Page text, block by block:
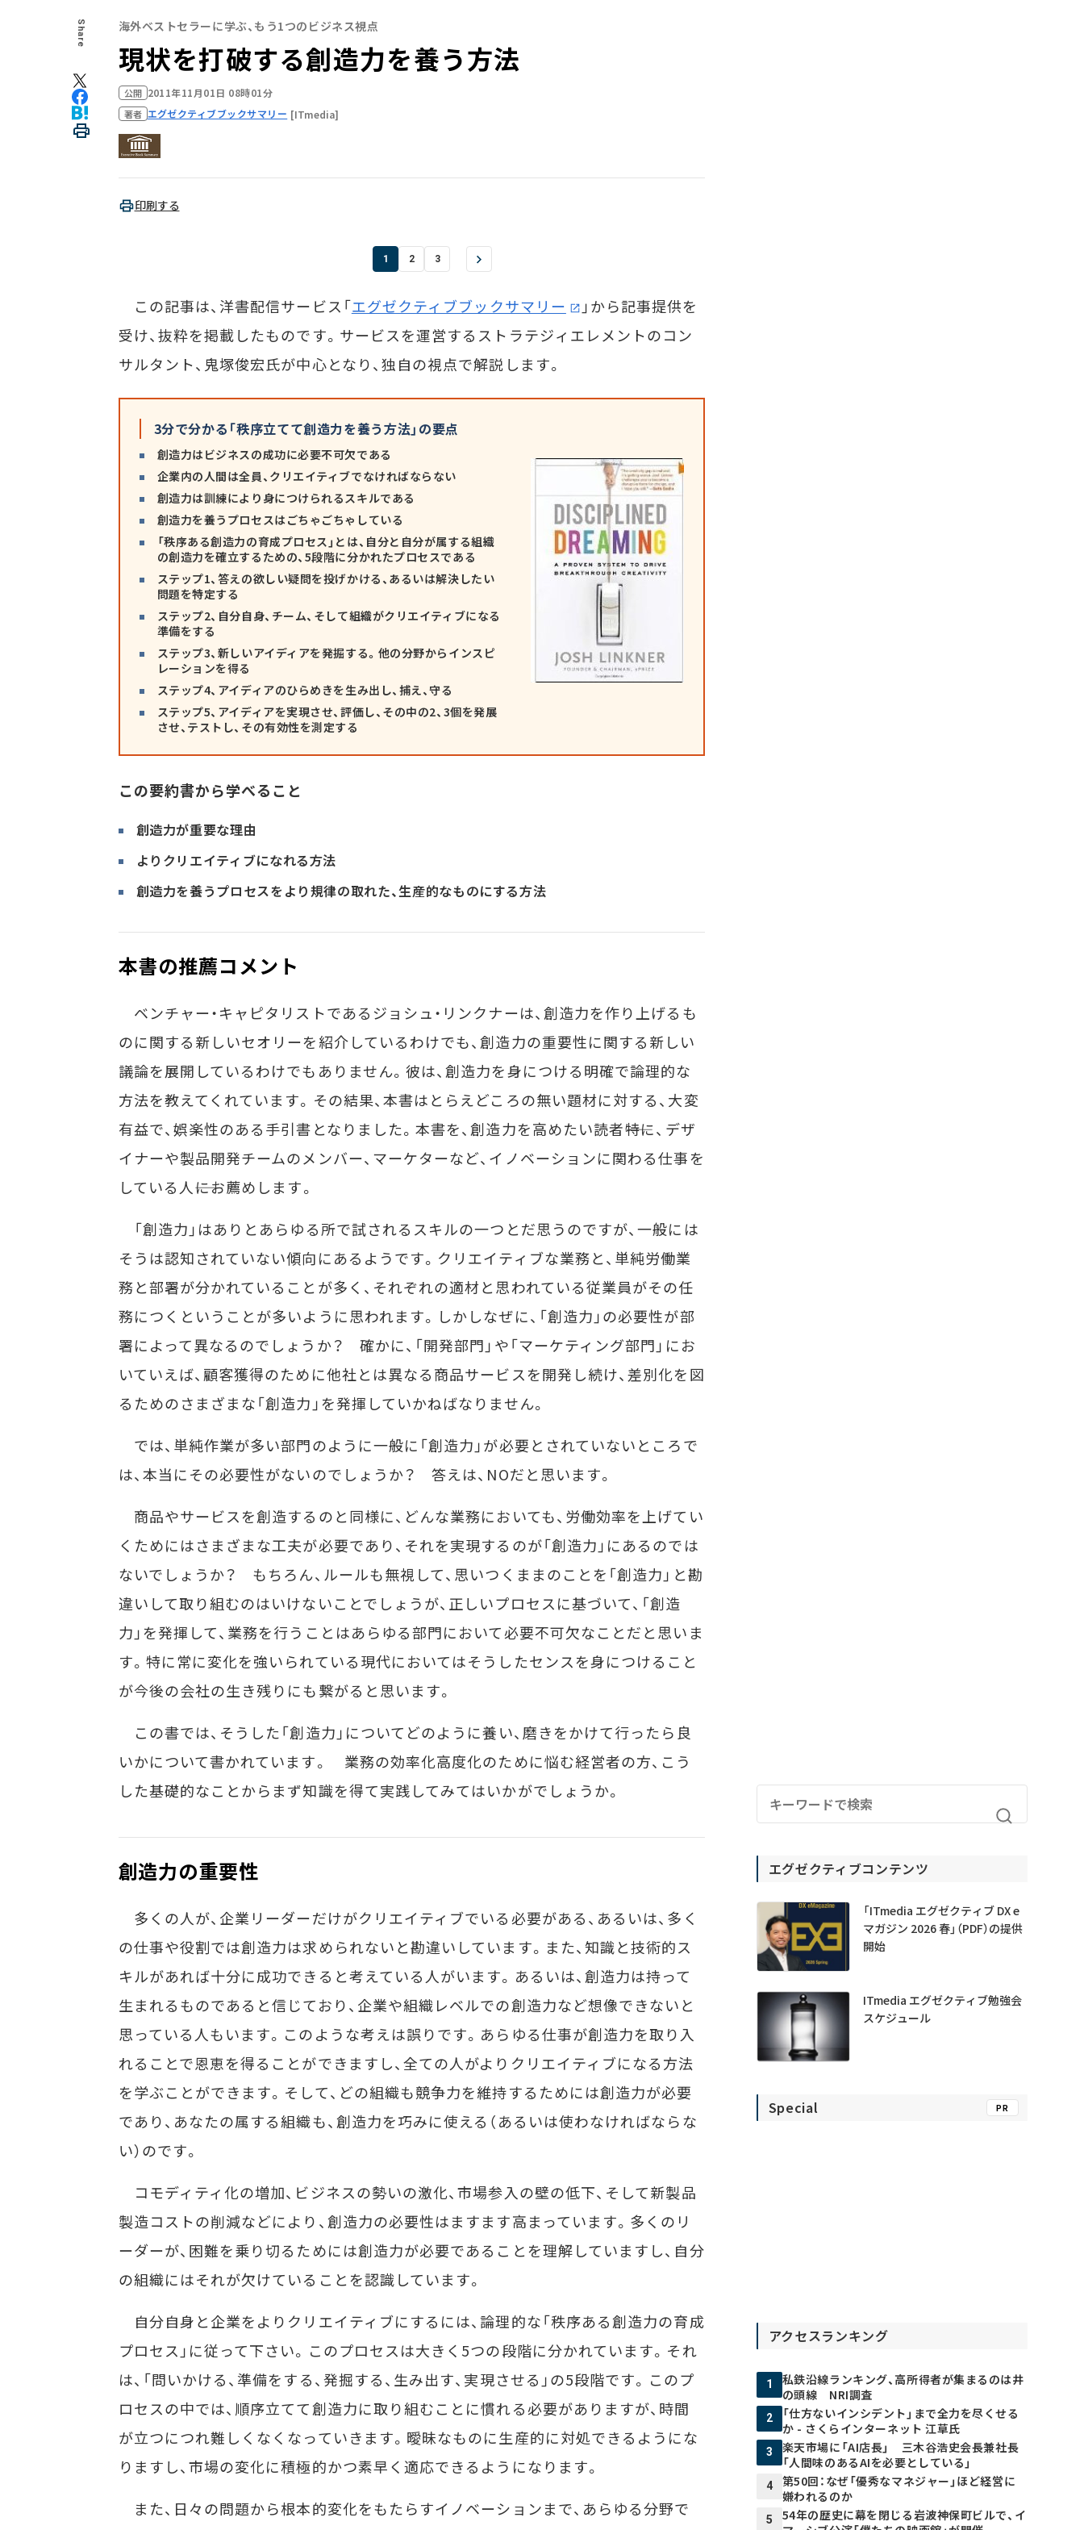
Share 海外ベストセラーに学ぶ、もう1つのビジネス視点
現状を打破する創造力を養う方法
公開 2011年11月01日 08時01分
著者 エグゼクティブブックサマリー [ITmedia]
印刷する
1 2 3
この記事は、洋書配信サービス「エグゼクティブブックサマリー
」から記事提供を
受け、抜粋を掲載したものです。サービスを運営するストラテジィエレメントのコン
サルタント、鬼塚俊宏氏が中心となり、独自の視点で解説します。
3分で分かる「秩序立てて創造力を養う方法」の要点
創造力はビジネスの成功に必要不可欠である
企業内の人間は全員、クリエイティブでなければならない
創造力は訓練により身につけられるスキルである
創造力を養うプロセスはごちゃごちゃしている
「秩序ある創造力の育成プロセス」とは、自分と自分が属する組織
の創造力を確立するための、5段階に分かれたプロセスである
ステップ1、答えの欲しい疑問を投げかける、あるいは解決したい
問題を特定する
ステップ2、自分自身、チーム、そして組織がクリエイティブになる
準備をする
ステップ3、新しいアイディアを発掘する。他の分野からインスピ
レーションを得る
ステップ4、アイディアのひらめきを生み出し、捕え、守る
ステップ5、アイディアを実現させ、評価し、その中の2、3個を発展
させ、テストし、その有効性を測定する
この要約書から学べること
創造力が重要な理由
よりクリエイティブになれる方法
創造力を養うプロセスをより規律の取れた、生産的なものにする方法
本書の推薦コメント
ベンチャー・キャピタリストであるジョシュ・リンクナーは、創造力を作り上げるも
のに関する新しいセオリーを紹介しているわけでも、創造力の重要性に関する新しい
議論を展開しているわけでもありません。彼は、創造力を身につける明確で論理的な
方法を教えてくれています。その結果、本書はとらえどころの無い題材に対する、大変
有益で、娯楽性のある手引書となりました。本書を、創造力を高めたい読者――特に、デザ
イナーや製品開発チームのメンバー、マーケターなど、イノベーションに関わる仕事を
している人――にお薦めします。
「創造力」はありとあらゆる所で試されるスキルの一つとだ思うのですが、一般には
そうは認知されていない傾向にあるようです。クリエイティブな業務と、単純労働業
務と部署が分かれていることが多く、それぞれの適材と思われている従業員がその任
務につくということが多いように思われます。しかしなぜに、「創造力」の必要性が部
署によって異なるのでしょうか？ 確かに、「開発部門」や「マーケティング部門」にお
いていえば、顧客獲得のために他社とは異なる商品サービスを開発し続け、差別化を図
るためのさまざまな「創造力」を発揮していかねばなりません。
では、単純作業が多い部門のように一般に「創造力」が必要とされていないところで
は、本当にその必要性がないのでしょうか？ 答えは、NOだと思います。
商品やサービスを創造するのと同様に、どんな業務においても、労働効率を上げてい
くためにはさまざまな工夫が必要であり、それを実現するのが「創造力」にあるのでは
ないでしょうか？ もちろん、ルールも無視して、思いつくままのことを「創造力」と勘
違いして取り組むのはいけないことでしょうが、正しいプロセスに基づいて、「創造
力」を発揮して、業務を行うことはあらゆる部門において必要不可欠なことだと思いま
す。特に常に変化を強いられている現代においてはそうしたセンスを身につけること
が今後の会社の生き残りにも繋がると思います。
この書では、そうした「創造力」についてどのように養い、磨きをかけて行ったら良
いかについて書かれています。 業務の効率化高度化のために悩む経営者の方、こう
した基礎的なことからまず知識を得て実践してみてはいかがでしょうか。
創造力の重要性
多くの人が、企業リーダーだけがクリエイティブでいる必要がある、あるいは、多く
の仕事や役割では創造力は求められないと勘違いしています。また、知識と技術的ス
キルがあれば十分に成功できると考えている人がいます。あるいは、創造力は持って
生まれるものであると信じており、企業や組織レベルでの創造力など想像できないと
思っている人もいます。このような考えは誤りです。あらゆる仕事が創造力を取り入
れることで恩恵を得ることができますし、全ての人がよりクリエイティブになる方法
を学ぶことができます。そして、どの組織も競争力を維持するためには創造力が必要
であり、あなたの属する組織も、創造力を巧みに使える（あるいは使わなければならな
い）のです。
コモディティ化の増加、ビジネスの勢いの激化、市場参入の壁の低下、そして新製品
製造コストの削減などにより、創造力の必要性はますます高まっています。多くのリ
ーダーが、困難を乗り切るためには創造力が必要であることを理解していますし、自分
の組織にはそれが欠けていることを認識しています。
自分自身と企業をよりクリエイティブにするには、論理的な「秩序ある創造力の育成
プロセス」に従って下さい。このプロセスは大きく5つの段階に分かれています。それ
は、「問いかける、準備をする、発掘する、生み出す、実現させる」の5段階です。このプ
ロセスの中では、順序立てて創造力に取り組むことに慣れる必要がありますが、時間
が立つにつれ難しくなくなっていきます。曖昧なものに生産的に対処できるようにな
りますし、市場の変化に積極的かつ素早く適応できるようになります。
また、日々の問題から根本的変化をもたらすイノベーションまで、あらゆる分野で
エグゼクティブコンテンツ
「ITmedia エグゼクティブ DX e
マガジン 2026 春」（PDF）の提供
開始
ITmedia エグゼクティブ勉強会
スケジュール
Special PR
アクセスランキング
1
私鉄沿線ランキング、高所得者が集まるのは井
の頭線 NRI調査
2
「仕方ないインシデント」まで全力を尽くせる
か - さくらインターネット 江草氏
3
楽天市場に「AI店長」 三木谷浩史会長兼社長
「人間味のあるAIを必要としている」
4
第50回：なぜ「優秀なマネジャー」ほど経営に
嫌われるのか
5
54年の歴史に幕を閉じる岩波神保町ビルで、イ